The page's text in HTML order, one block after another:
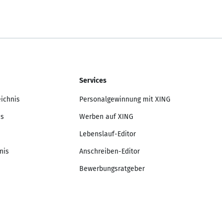
Services
Personalgewinnung mit XING
Werben auf XING
Lebenslauf-Editor
Anschreiben-Editor
Bewerbungsratgeber